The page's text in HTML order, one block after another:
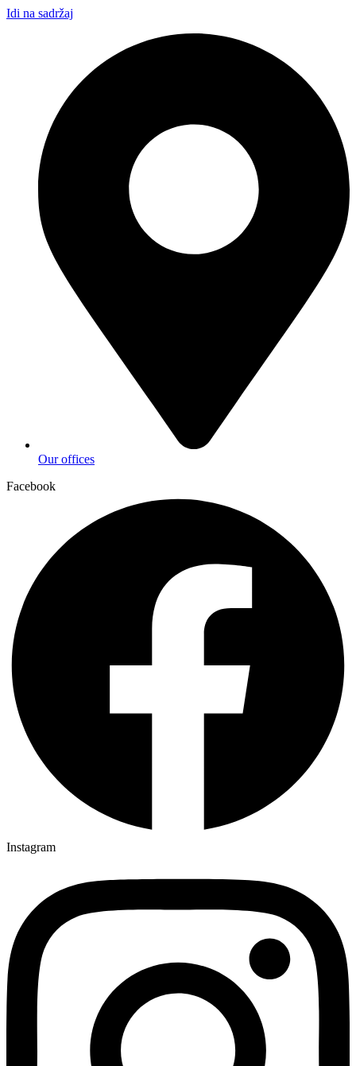
Idi na sadržaj
Our offices
Facebook
Instagram